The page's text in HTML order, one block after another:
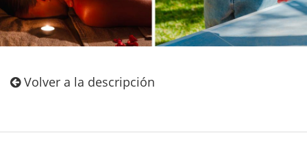
Volver a la descripción